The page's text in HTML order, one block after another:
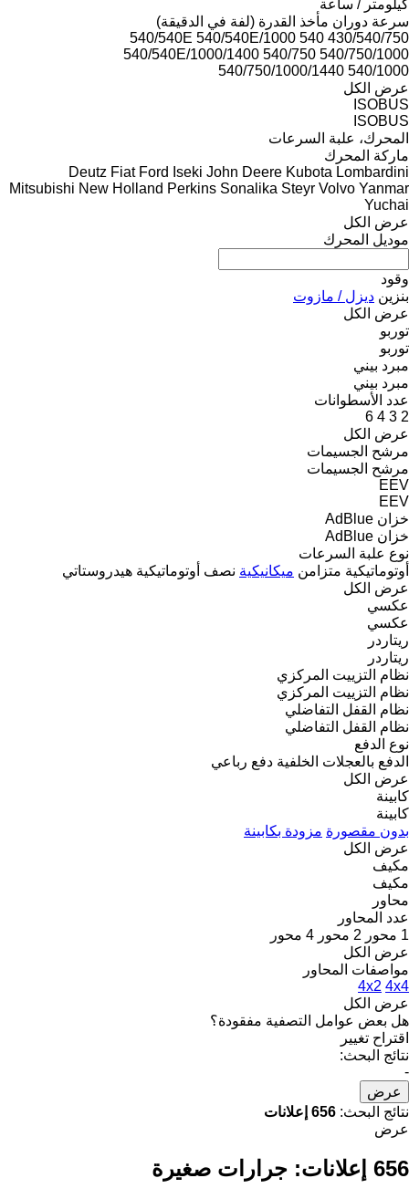
كيلومتر / ساعة
سرعة دوران مأخذ القدرة (لفة في الدقيقة)
430/540/750
540
540/540E 540/540E/1000
540/540E/1000/1400 540/750 540/750/1000
540/750/1000/1440 540/1000
عرض الكل
ISOBUS
ISOBUS
المحرك، علبة السرعات
ماركة المحرك
Deutz Fiat Ford Iseki John Deere Kubota Lombardini
Mitsubishi New Holland Perkins Sonalika Steyr Volvo Yanmar
Yuchai
عرض الكل
موديل المحرك
وقود
بنزين ديزل / مازوت
عرض الكل
توربو
توربو
مبرد بيني
مبرد بيني
عدد الأسطوانات
2
3
4
6
عرض الكل
مرشح الجسيمات
مرشح الجسيمات
EEV
EEV
خزان AdBlue
خزان AdBlue
نوع علبة السرعات
أوتوماتيكية متزامن ميكانيكية نصف أوتوماتيكية هيدروستاتي
عرض الكل
عكسي
عكسي
ريتاردر
ريتاردر
نظام التزييت المركزي
نظام التزييت المركزي
نظام القفل التفاضلي
نظام القفل التفاضلي
نوع الدفع
الدفع بالعجلات الخلفية دفع رباعي
عرض الكل
كابينة
كابينة
بدون مقصورة مزودة بكابينة
عرض الكل
مكيف
مكيف
محاور
عدد المحاور
1 محور
2 محور
4 محور
عرض الكل
مواصفات المحاور
4x2 4x4
عرض الكل
هل بعض عوامل التصفية مفقودة؟
اقتراح تغيير
نتائج البحث:
-
عرض
نتائج البحث: 656 إعلانات
عرض
656 إعلانات: جرارات صغيرة